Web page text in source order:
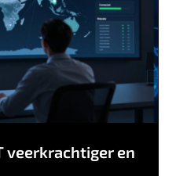
veerkrachtiger en